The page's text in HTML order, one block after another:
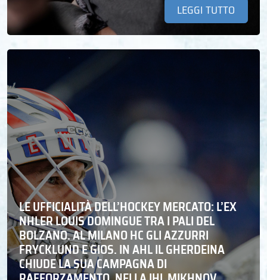
LEGGI TUTTO
LE UFFICIALITÀ DELL’HOCKEY MERCATO: L’EX
NHLER LOUIS DOMINGUE TRA I PALI DEL
BOLZANO. AL MILANO HC GLI AZZURRI
FRYCKLUND E GIOS. IN AHL IL GHERDEINA
CHIUDE LA SUA CAMPAGNA DI